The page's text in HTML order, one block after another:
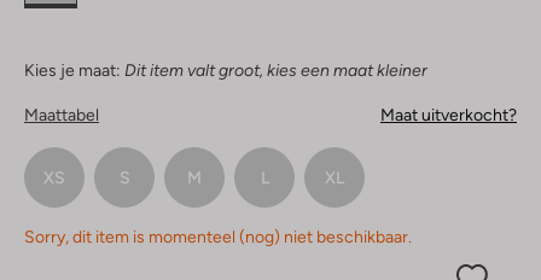
Kies je maat: Dit item valt groot, kies een maat kleiner
Maattabel Maat uitverkocht?
XS S M L XL
Sorry, dit item is momenteel (nog) niet beschikbaar.